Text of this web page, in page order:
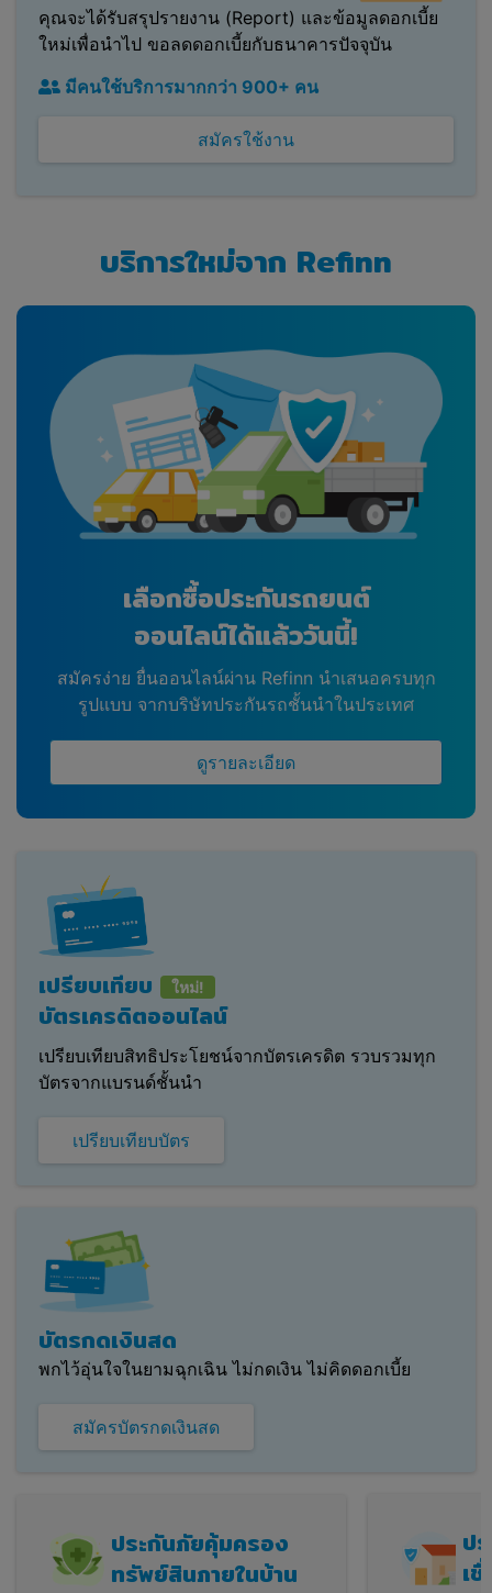
คุณจะได้รับสรุปรายงาน (Report) และข้อมูลดอกเบี้ย
ใหม่เพื่อนำไป ขอลดดอกเบี้ยกับธนาคารปัจจุบัน
มีคนใช้บริการมากกว่า 900+ คน
สมัครใช้งาน
บริการใหม่จาก Refinn
เลือกซื้อประกันรถยนต์
ออนไลน์ได้แล้ววันนี้!
สมัครง่าย ยื่นออนไลน์ผ่าน Refinn นำเสนอครบทุก
รูปแบบ จากบริษัทประกันรถชั้นนำในประเทศ
ดูรายละเอียด
เปรียบเทียบ ใหม่!
บัตรเครดิตออนไลน์
เปรียบเทียบสิทธิประโยชน์จากบัตรเครดิต รวบรวมทุก
บัตรจากแบรนด์ชั้นนำ
เปรียบเทียบบัตร
บัตรกดเงินสด
พกไว้อุ่นใจในยามฉุกเฉิน ไม่กดเงิน ไม่คิดดอกเบี้ย
สมัครบัตรกดเงินสด
ประกันภัยคุ้มครอง
ทรัพย์สินภายในบ้าน
ป
เ